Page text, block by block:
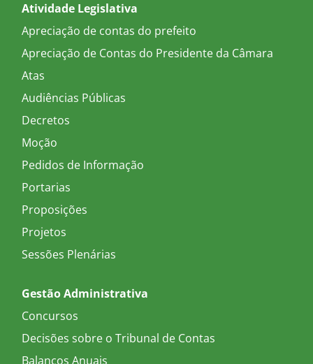
Atividade Legislativa
Apreciação de contas do prefeito
Apreciação de Contas do Presidente da Câmara
Atas
Audiências Públicas
Decretos
Moção
Pedidos de Informação
Portarias
Proposições
Projetos
Sessões Plenárias
Gestão Administrativa
Concursos
Decisões sobre o Tribunal de Contas
Balanços Anuais